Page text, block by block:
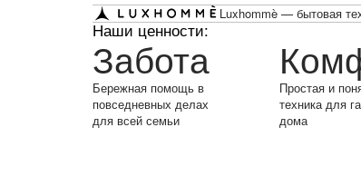
Luxhommè — бытовая
Наши ценности:
Забота
Бережная помощь в
повседневных делах
для всей семьи
Простая и
техника для
дома